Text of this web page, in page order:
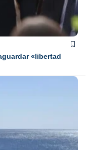
«libertad